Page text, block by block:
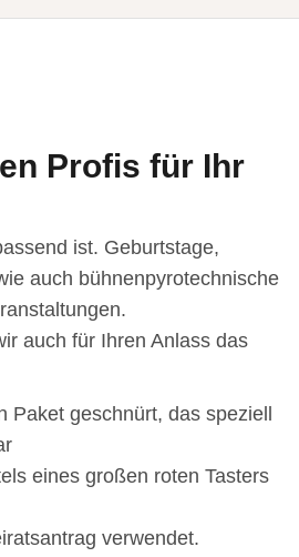
Profis für Ihr
ist. Geburtstage,
auch bühnenpyrotechnische
auch für Ihren Anlass das
Paket geschnürt, das speziell
eines großen roten Tasters
verwendet.